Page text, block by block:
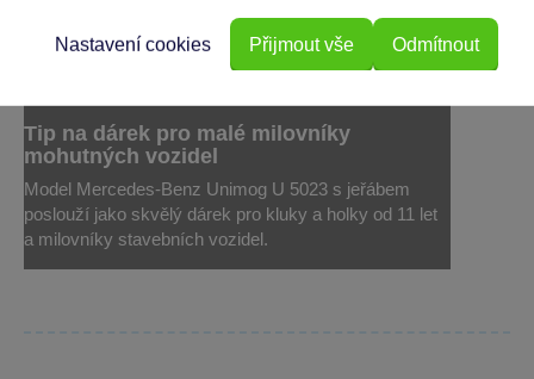
Tip na dárek pro malé milovníky
mohutných vozidel
Model Mercedes-Benz Unimog U 5023 s jeřábem
poslouží jako skvělý dárek pro kluky a holky od 11 let
a milovníky stavebních vozidel.
Odmítnout
Nastavení cookies Přijmout vše